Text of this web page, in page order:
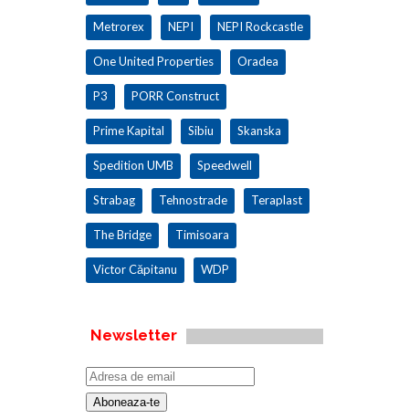
Metrorex NEPI NEPI Rockcastle
One United Properties Oradea
P3 PORR Construct
Prime Kapital Sibiu Skanska
Spedition UMB Speedwell
Strabag Tehnostrade Teraplast
The Bridge Timisoara
Victor Căpitanu WDP
Newsletter